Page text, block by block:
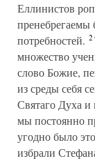
Еллинистов
пренебрегаемы
потребностей. 2
множество
слово Божие,
из среды себя
Святаго Духа и
мы постоянно
угодно было
избрали